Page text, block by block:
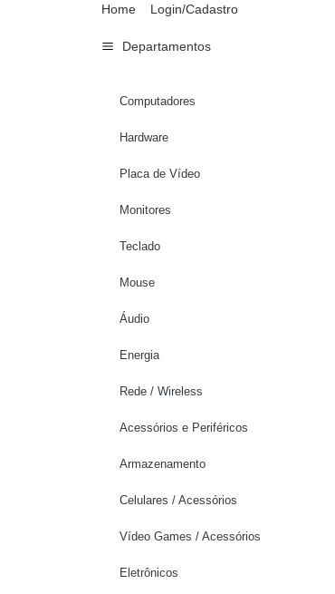
Home Login/Cadastro
Departamentos
Computadores
Hardware
Placa de Vídeo
Monitores
Teclado
Mouse
Áudio
Energia
Rede / Wireless
Acessórios e Periféricos
Armazenamento
Celulares / Acessórios
Vídeo Games / Acessórios
Eletrônicos